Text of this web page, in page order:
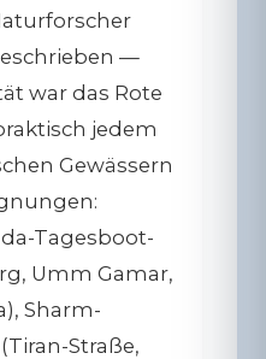
—
war das Rote
jedem
Gewässern
Tagesboot-
Umm Gamar,
Sharm-
Straße,